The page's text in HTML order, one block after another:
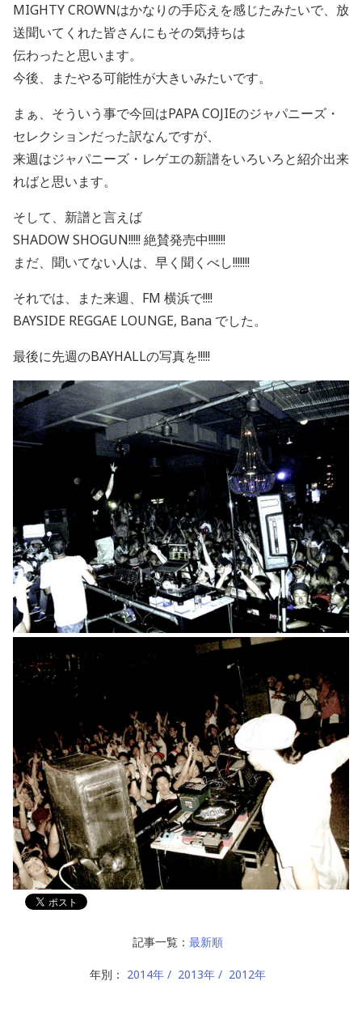
MIGHTY CROWNはかなりの手応えを感じたみたいで、放
送聞いてくれた皆さんにもその気持ちは
伝わったと思います。
今後、またやる可能性が大きいみたいです。
まぁ、そういう事で今回はPAPA COJIEのジャパニーズ・
セレクションだった訳なんですが、
来週はジャパニーズ・レゲエの新譜をいろいろと紹介出来
ればと思います。
そして、新譜と言えば
SHADOW SHOGUN!!!!! 絶賛発売中!!!!!!!
まだ、聞いてない人は、早く聞くべし!!!!!!!
それでは、また来週、FM 横浜で!!!!
BAYSIDE REGGAE LOUNGE, Bana でした。
最後に先週のBAYHALLの写真を!!!!!
記事一覧： 最新順
年別： 2014年 2013年 2012年